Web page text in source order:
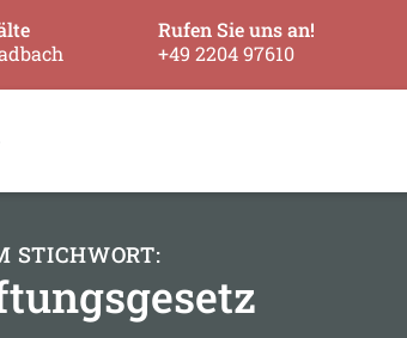
Rufen Sie uns an!
+49 2204 97610
STICHWORT: